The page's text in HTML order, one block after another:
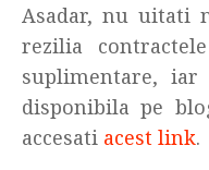
Asadar, nu uitati
rezilia
suplimentare, iar
disponibila pe
accesati acest link.